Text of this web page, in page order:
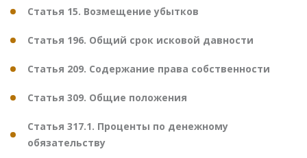
Статья 15. Возмещение убытков
Статья 196. Общий срок исковой давности
Статья 209. Содержание права собственности
Статья 309. Общие положения
Статья 317.1. Проценты по денежному
обязательству